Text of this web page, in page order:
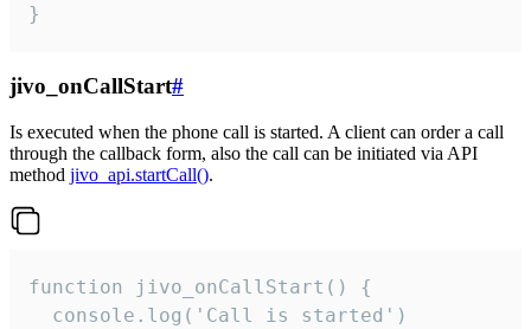
}
jivo_onCallStart#
Is executed when the phone call is started. A client can order a call
through the callback form, also the call can be initiated via API
method jivo_api.startCall().
function jivo_onCallStart() {
  console.log('Call is started')